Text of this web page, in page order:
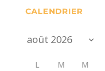
CALENDRIER
L M M